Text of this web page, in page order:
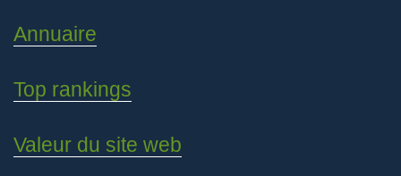
Annuaire
Top rankings
Valeur du site web